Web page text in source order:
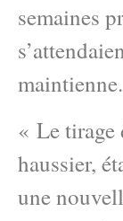
semaines
maintienne.
« Le tirage
haussier,
une